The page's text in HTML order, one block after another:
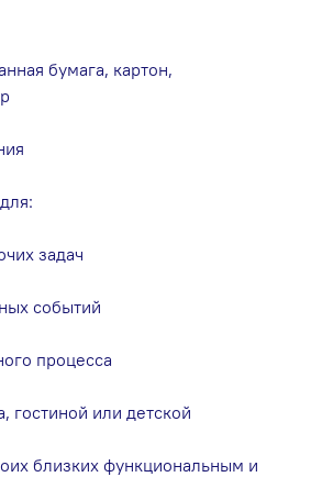
бумага, картон,
задач
событий
процесса
гостиной или детской
близких функциональным и